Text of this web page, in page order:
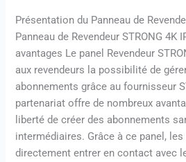
Présentation du Panneau de
Panneau de Revendeur STRONG
avantages Le panel Revendeur
aux revendeurs la possibilité de
abonnements grâce au fournisseur
partenariat offre de nombreux
liberté de créer des abonnements
intermédiaires. Grâce à ce panel,
directement entrer en contact avec